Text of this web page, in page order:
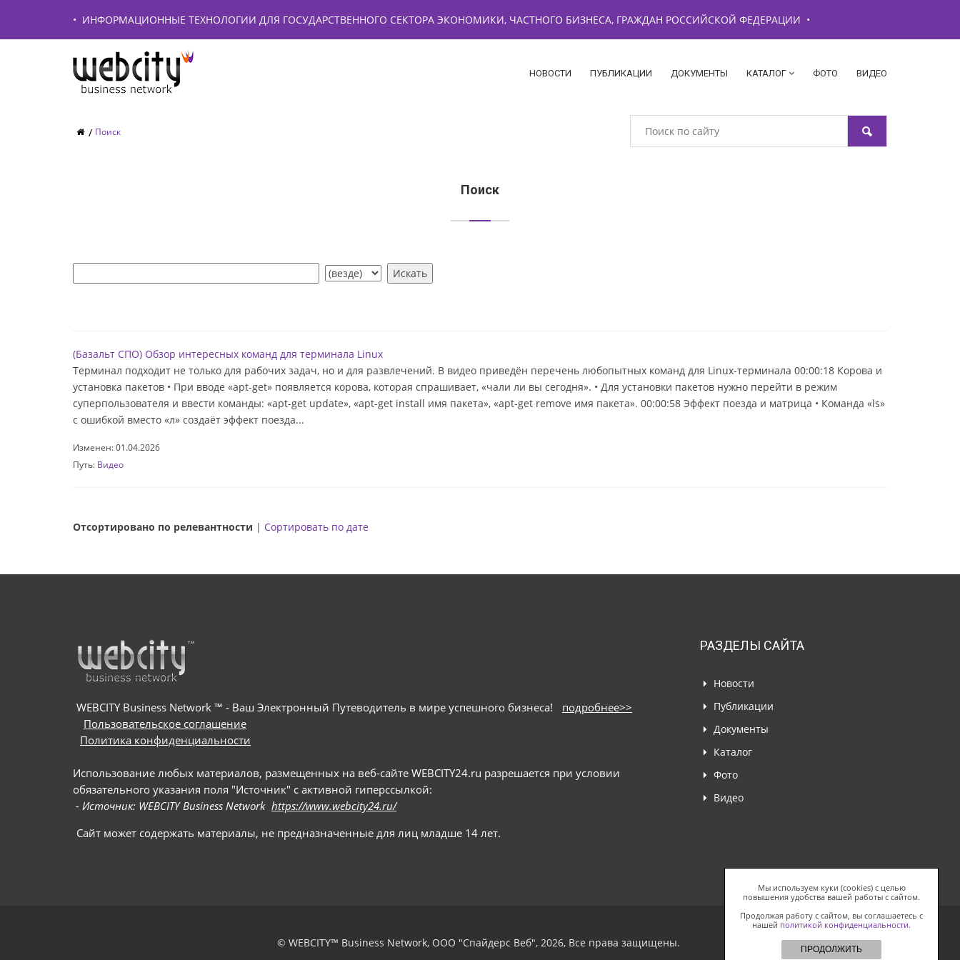
• ИНФОРМАЦИОННЫЕ ТЕХНОЛОГИИ ДЛЯ ГОСУДАРСТВЕННОГО СЕКТОРА ЭКОНОМИКИ, ЧАСТНОГО БИЗНЕСА, ГРАЖДАН РОССИЙСКОЙ ФЕДЕРАЦИИ •
НОВОСТИ ПУБЛИКАЦИИ ДОКУМЕНТЫ КАТАЛОГ ФОТО ВИДЕО
Поиск
Поиск
(Базальт СПО) Обзор интересных команд для терминала Linux
Терминал подходит не только для рабочих задач, но и для развлечений. В видео приведён перечень любопытных команд для Linux-терминала 00:00:18 Корова и
установка пакетов • При вводе «apt-get» появляется корова, которая спрашивает, «чали ли вы сегодня». • Для установки пакетов нужно перейти в режим
суперпользователя и ввести команды: «apt-get update», «apt-get install имя пакета», «apt-get remove имя пакета». 00:00:58 Эффект поезда и матрица • Команда «ls»
с ошибкой вместо «л» создаёт эффект поезда...
Изменен: 01.04.2026
Путь: Видео
Отсортировано по релевантности | Сортировать по дате
WEBCITY Business Network ™ - Ваш Электронный Путеводитель в мире успешного бизнеса!
подробнее>>
Пользовательское соглашение
Политика конфиденциальности
Использование любых материалов, размещенных на веб-сайте WEBCITY24.ru разрешается при условии
обязательного указания поля "Источник" с активной гиперссылкой:
- Источник: WEBCITY Business Network https://www.webcity24.ru/
Сайт может содержать материалы, не предназначенные для лиц младше 14 лет.
РАЗДЕЛЫ САЙТА
Новости
Публикации
Документы
Каталог
Фото
Видео
© WEBCITY™ Business Network, ООО "Спайдерс Веб", 2026, Все права защищены.
Мы используем куки (cookies) с целью
повышения удобства вашей работы с сайтом.
Продолжая работу с сайтом, вы соглашаетесь с
нашей политикой конфиденциальности.
ПРОДОЛЖИТЬ